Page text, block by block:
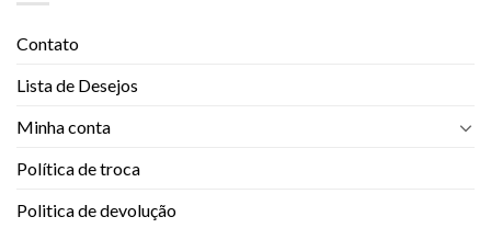
Contato
Lista de Desejos
Minha conta
Política de troca
Politica de devolução